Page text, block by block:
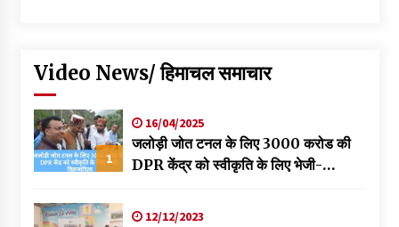
Video News/ हिमाचल समाचार
1
16/04/2025
जलोड़ी जोत टनल के लिए 3000 करोड की
DPR केंद्र को स्वीकृति के लिए भेजी-
12/12/2023